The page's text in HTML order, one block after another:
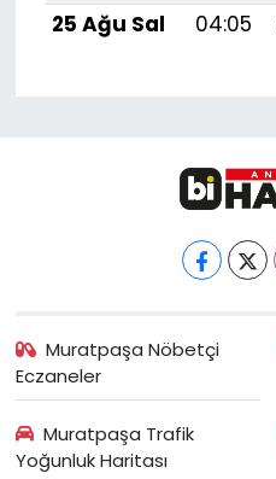
25 Ağu Sal
04:05
Muratpaşa Nöbetçi
Eczaneler
Muratpaşa Trafik
Yoğunluk Haritası